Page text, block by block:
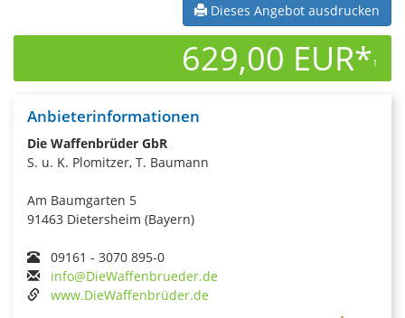
Dieses Angebot ausdrucken
629,00 EUR*1
Anbieterinformationen
Die Waffenbrüder GbR
S. u. K. Plomitzer, T. Baumann
Am Baumgarten 5
91463 Dietersheim (Bayern)
09161 - 3070 895-0
info@DieWaffenbrueder.de
www.DieWaffenbrüder.de